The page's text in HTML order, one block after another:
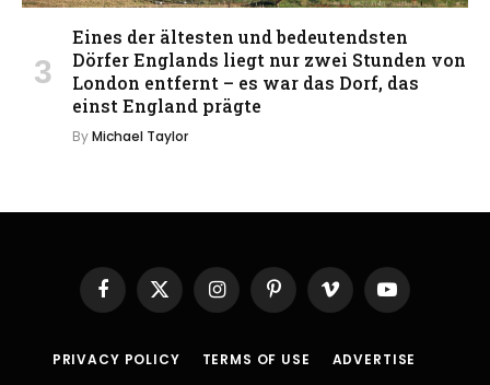
Eines der ältesten und bedeutendsten
Dörfer Englands liegt nur zwei Stunden von
London entfernt – es war das Dorf, das
einst England prägte
ByMichael Taylor
Facebook
X
(Twitter)
InstagramPinterestVimeo YouTube
PRIVACY POLICY TERMS OF USE
ADVERTISE